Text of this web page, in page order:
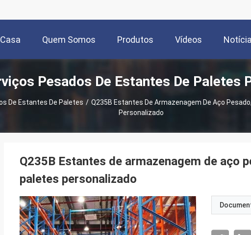
Casa Quem Somos Produtos Vídeos
Pesados De Estantes De Paletes
De Estantes De Paletes / Q235B Estantes De Armazenagem De Aço
Personalizado
Q235B Estantes de armazenagem de aço
paletes personalizado